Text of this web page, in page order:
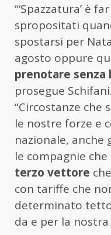
“‘Spazzatura’ è
spropositati
spostarsi per
agosto oppure
prenotare senza
prosegue
“Circostanze
le nostre forze e
nazionale, anche
le compagnie
terzo vettore
con tariffe che
determinato
da e per la nostra